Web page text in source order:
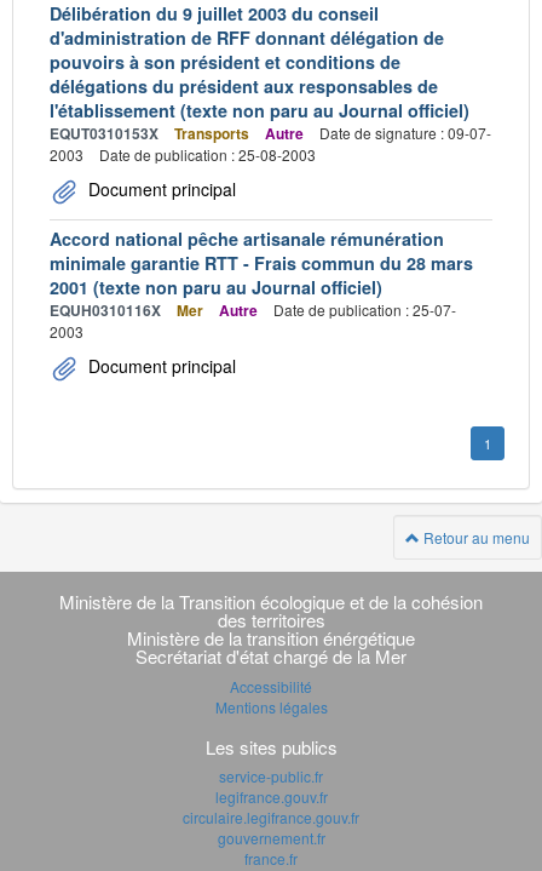
Délibération du 9 juillet 2003 du conseil
d'administration de RFF donnant délégation de
pouvoirs à son président et conditions de
délégations du président aux responsables de
l'établissement (texte non paru au Journal officiel)
EQUT0310153X Transports Autre
Date de signature : 09-07-
2003
Date de publication : 25-08-2003
Document principal
Accord national pêche artisanale rémunération
minimale garantie RTT - Frais commun du 28 mars
2001 (texte non paru au Journal officiel)
EQUH0310116X Mer Autre
Date de publication : 25-07-
2003
Document principal
1
Retour au menu
Navigation
transverse
Ministère de la Transition écologique et de la cohésion
des territoires
Ministère de la transition énérgétique
Secrétariat d'état chargé de la Mer
Accessibilité
Mentions légales
Les sites publics
service-public.fr
legifrance.gouv.fr
circulaire.legifrance.gouv.fr
gouvernement.fr
france.fr